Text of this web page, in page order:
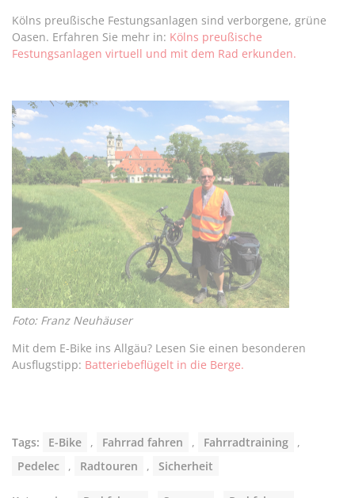
Kölns preußische Festungsanlagen sind verborgene, grüne
Oasen. Erfahren Sie mehr in: Kölns preußische
Festungsanlagen virtuell und mit dem Rad erkunden.
Foto: Franz Neuhäuser
Mit dem E-Bike ins Allgäu? Lesen Sie einen besonderen
Ausflugstipp: Batteriebeflügelt in die Berge.
Tags: E-Bike , Fahrrad fahren , Fahrradtraining
,
Pedelec
, Radtouren , Sicherheit